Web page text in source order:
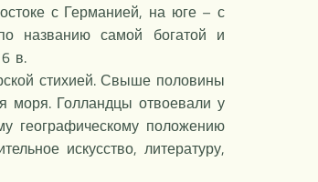
с Германией, на юге – с
названию самой богатой и
в.
стихией. Свыше половины
моря. Голландцы отвоевали у
географическому положению
искусство, литературу,